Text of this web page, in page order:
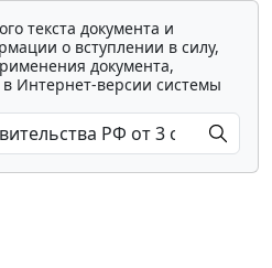
текста документа и
о вступлении в силу,
документа,
в Интернет-версии системы